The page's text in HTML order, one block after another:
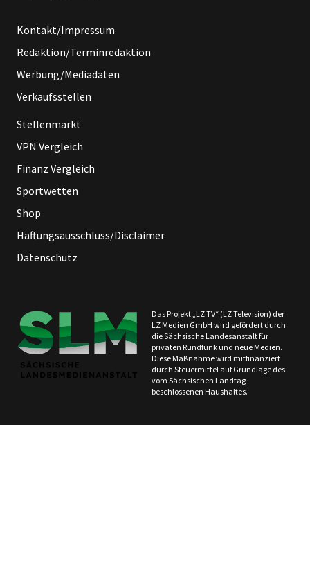
Kontakt/Impressum
Redaktion/Terminredaktion
Werbung/Mediadaten
Verkaufsstellen
Stellenmarkt
VPN Vergleich
Finanz Vergleich
Sportwetten
Shop
Haftungsausschluss/Disclaimer
Datenschutz
Das Projekt „LZ TV“ (LZ Television) der
LZ Medien GmbH wird gefördert durch
die Sächsische Landesanstalt für
privaten Rundfunk und neue Medien.
Diese Maßnahme wird mitfinanziert
durch Steuermittel auf Grundlage des
vom Sächsischen Landtag
beschlossenen Haushaltes.